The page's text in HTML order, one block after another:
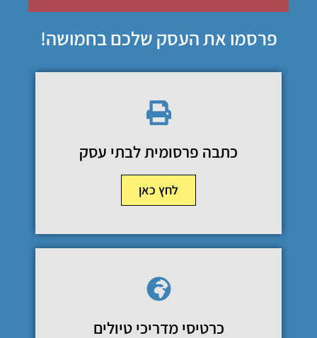
פרסמו את העסק שלכם בחמושה!
כתבה פרסומית לבתי עסק
לחץ כאן
כרטיסי מדריכי טיולים